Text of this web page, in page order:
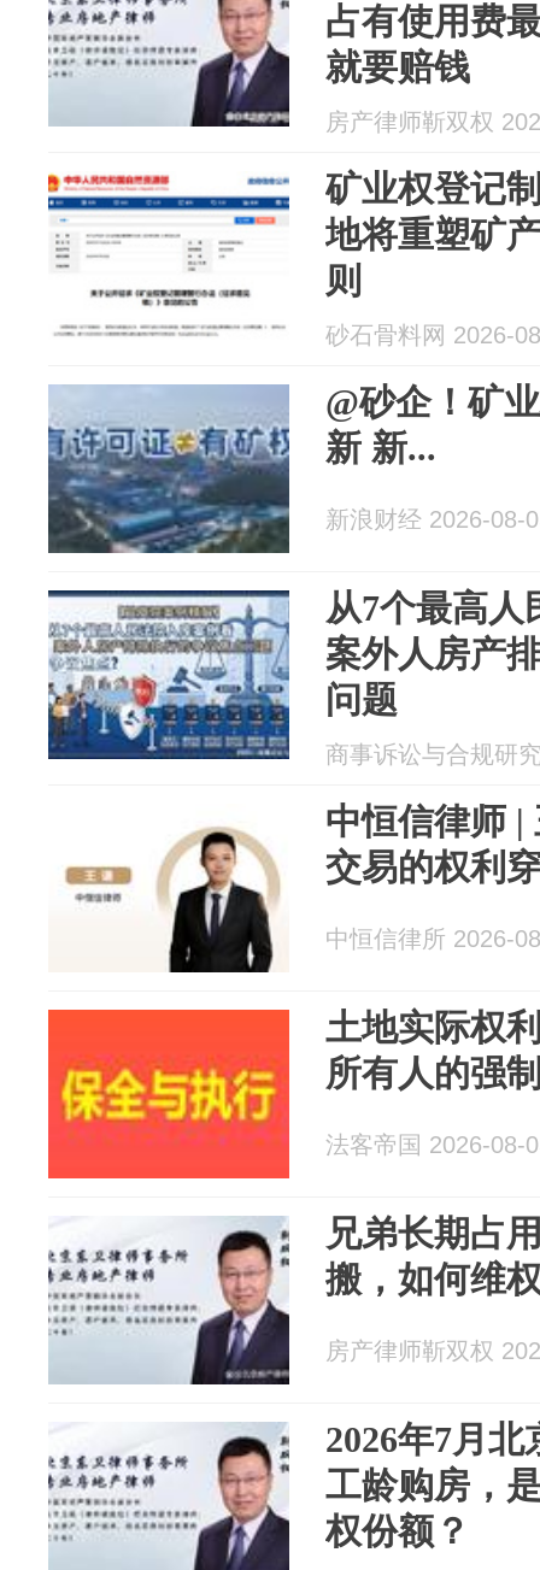
占有使用费
就要赔钱
房产律师靳双权
矿业权登记
地将重塑矿
则
砂石骨料网 2026-
@砂企！矿
新 新...
新浪财经 2026-08-
从7个最高人
案外人房产
问题
商事诉讼与合规研
中恒信律师 |
交易的权利
中恒信律所 2026-
土地实际权
所有人的强
法客帝国 2026-08-
兄弟长期占
搬，如何维
房产律师靳双权
2026年7月
工龄购房，
权份额？